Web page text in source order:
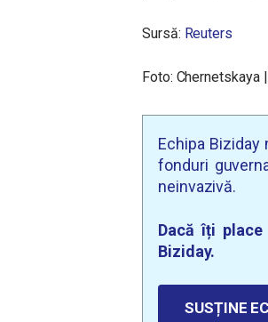
Sursă: Reuters
Foto: Chernetskaya|
Echipa
fonduri
neinvazivă.
Dacă îți
Biziday.
SUSȚINE